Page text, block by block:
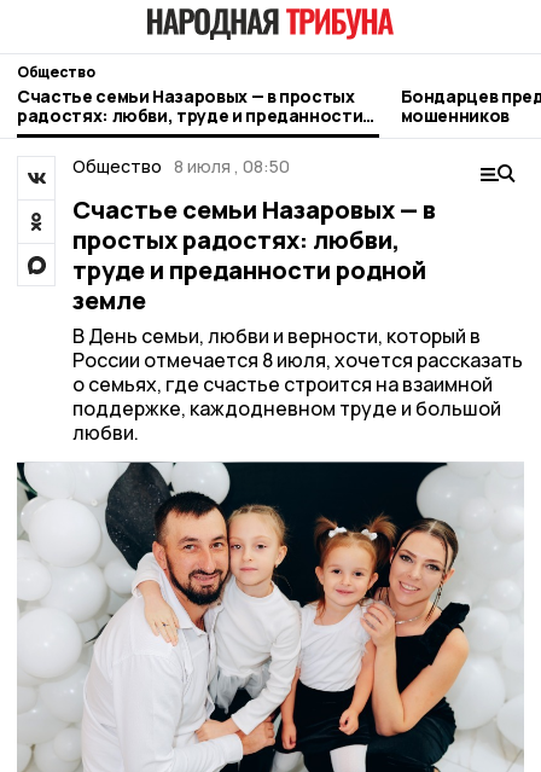
Общество
Счастье семьи Назаровых — в простых
радостях: любви, труде и преданности
родной земле
Бондарцев
мошенников
Общество 8 июля , 08:50
Счастье семьи Назаровых — в
простых радостях: любви,
труде и преданности родной
земле
В День семьи, любви и верности, который в
России отмечается 8 июля, хочется рассказать
о семьях, где счастье строится на взаимной
поддержке, каждодневном труде и большой
любви.